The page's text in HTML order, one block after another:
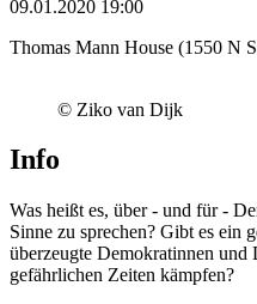
09.01.2020 19:00
Thomas Mann House (1550 N
© Ziko van Dijk
Info
Was heißt es, über - und für -
Sinne zu sprechen? Gibt es ein
überzeugte Demokratinnen und
gefährlichen Zeiten kämpfen?